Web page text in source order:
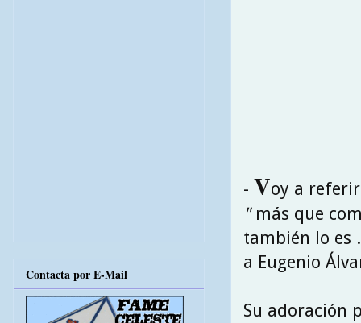
- Voy a
"más que
también lo es
a Eugenio
Su adoración
Contacta por E-Mail